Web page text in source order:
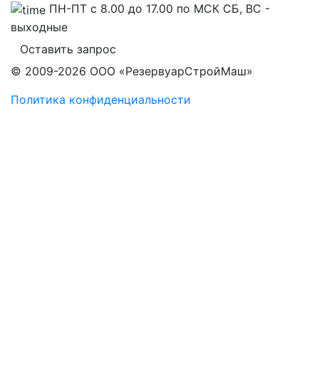
ПН-ПТ с 8.00 до 17.00 по МСК СБ, ВС -
выходные
Оставить запрос
© 2009-2026 ООО «РезервуарСтройМаш»
Политика конфиденциальности